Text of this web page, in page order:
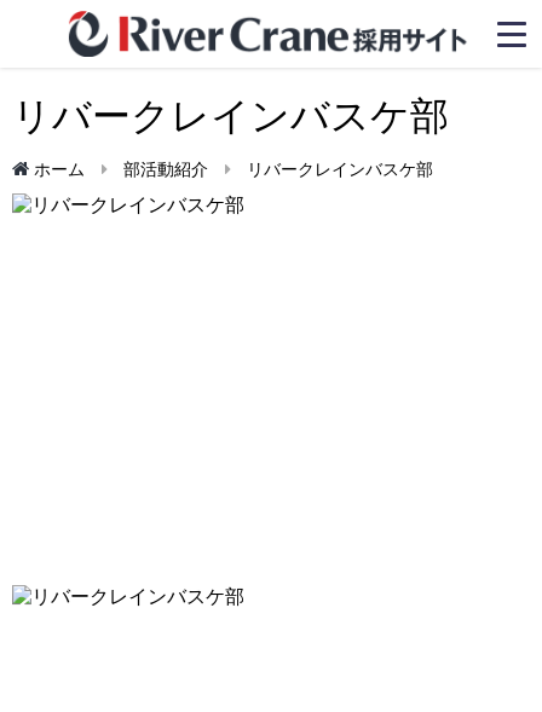
リバークレインバスケ部
ホーム 部活動紹介 リバークレインバスケ部